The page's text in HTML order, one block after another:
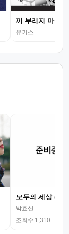
끼 부리지 마
유키스
모두의 세상 (뮤
박효신
조회수 1,310